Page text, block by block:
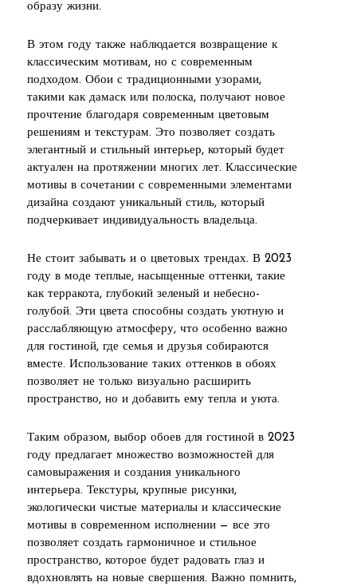
образу жизни.
В этом году также наблюдается возвращение к
классическим мотивам, но с современным
подходом. Обои с традиционными узорами,
такими как дамаск или полоска, получают новое
прочтение благодаря современным цветовым
решениям и текстурам. Это позволяет создать
элегантный и стильный интерьер, который будет
актуален на протяжении многих лет. Классические
мотивы в сочетании с современными элементами
дизайна создают уникальный стиль, который
подчеркивает индивидуальность владельца.
Не стоит забывать и о цветовых трендах. В 2023
году в моде теплые, насыщенные оттенки, такие
как терракота, глубокий зеленый и небесно-
голубой. Эти цвета способны создать уютную и
расслабляющую атмосферу, что особенно важно
для гостиной, где семья и друзья собираются
вместе. Использование таких оттенков в обоях
позволяет не только визуально расширить
пространство, но и добавить ему тепла и уюта.
Таким образом, выбор обоев для гостиной в 2023
году предлагает множество возможностей для
самовыражения и создания уникального
интерьера. Текстуры, крупные рисунки,
экологически чистые материалы и классические
мотивы в современном исполнении — все это
позволяет создать гармоничное и стильное
пространство, которое будет радовать глаз и
вдохновлять на новые свершения. Важно помнить,